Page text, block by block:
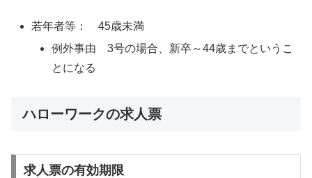
若年者等： 45歳未満
例外事由 3号の場合、新卒～44歳までというこ
とになる
ハローワークの求人票
求人票の有効期限